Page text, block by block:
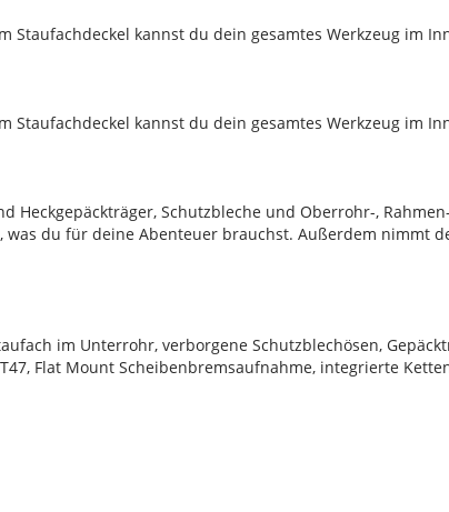
Staufachdeckel kannst du dein gesamtes Werkzeug im
Staufachdeckel kannst du dein gesamtes Werkzeug im
Heckgepäckträger, Schutzbleche und Oberrohr-,
was du für deine Abenteuer brauchst. Außerdem nimmt
im Unterrohr, verborgene Schutzblechösen,
Flat Mount Scheibenbremsaufnahme, integrierte